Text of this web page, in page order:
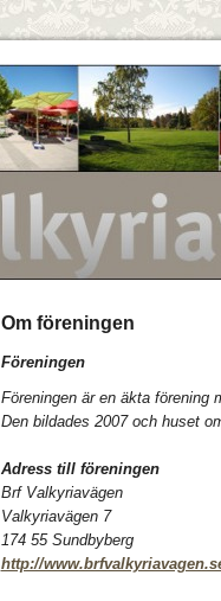
Om föreningen
Föreningen
Föreningen är en äkta förening
Den bildades 2007 och huset
Adress till föreningen
Brf Valkyriavägen
Valkyriavägen 7
174 55 Sundbyberg
http://